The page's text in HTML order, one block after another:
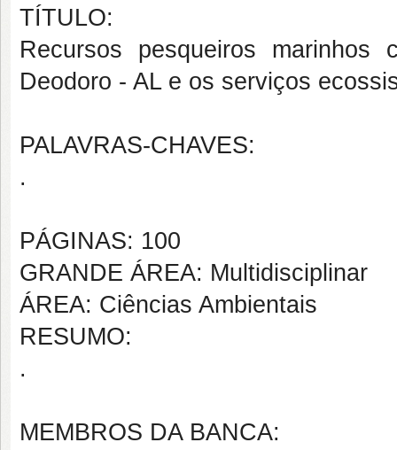
TÍTULO:
Recursos pesqueiros
Deodoro - AL e os serviços
PALAVRAS-CHAVES:
.
PÁGINAS: 100
GRANDE ÁREA: Multidisciplinar
ÁREA: Ciências Ambientais
RESUMO:
.
MEMBROS DA BANCA: